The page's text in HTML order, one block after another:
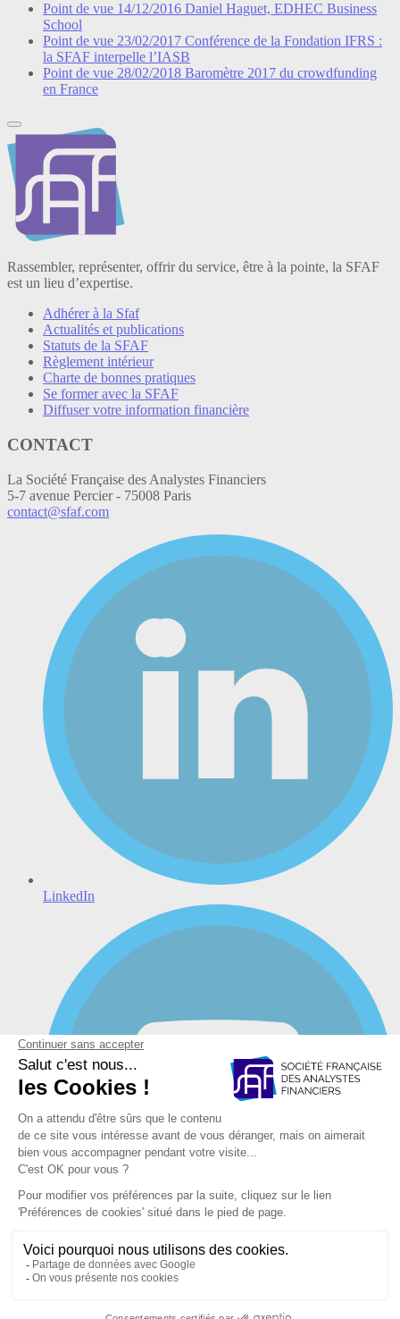
Point de vue 14/12/2016 Daniel Haguet, EDHEC Business
School
Point de vue 23/02/2017 Conférence de la Fondation IFRS :
la SFAF interpelle l’IASB
Point de vue 28/02/2018 Baromètre 2017 du crowdfunding
en France
Rassembler, représenter, offrir du service, être à la pointe, la SFAF
est un lieu d’expertise.
Adhérer à la Sfaf
Actualités et publications
Statuts de la SFAF
Règlement intérieur
Charte de bonnes pratiques
Se former avec la SFAF
Diffuser votre information financière
CONTACT
La Société Française des Analystes Financiers
5-7 avenue Percier - 75008 Paris
contact@sfaf.com
LinkedIn
YouTube